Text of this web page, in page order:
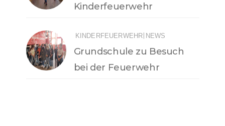
Kinderfeuerwehr
KINDERFEUERWEHR NEWS
Grundschule zu Besuch
bei der Feuerwehr